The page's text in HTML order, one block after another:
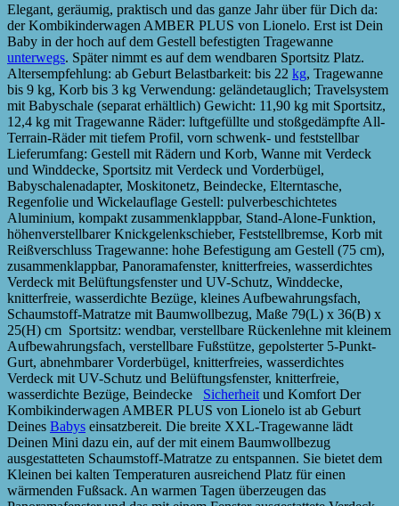
Elegant, geräumig, praktisch und das ganze Jahr über für Dich da:
der Kombikinderwagen AMBER PLUS von Lionelo. Erst ist Dein
Baby in der hoch auf dem Gestell befestigten Tragewanne
unterwegs. Später nimmt es auf dem wendbaren Sportsitz Platz.
Altersempfehlung: ab Geburt Belastbarkeit: bis 22 kg, Tragewanne
bis 9 kg, Korb bis 3 kg Verwendung: geländetauglich; Travelsystem
mit Babyschale (separat erhältlich) Gewicht: 11,90 kg mit Sportsitz,
12,4 kg mit Tragewanne Räder: luftgefüllte und stoßgedämpfte All-
Terrain-Räder mit tiefem Profil, vorn schwenk- und feststellbar
Lieferumfang: Gestell mit Rädern und Korb, Wanne mit Verdeck
und Winddecke, Sportsitz mit Verdeck und Vorderbügel,
Babyschalenadapter, Moskitonetz, Beindecke, Elterntasche,
Regenfolie und Wickelauflage Gestell: pulverbeschichtetes
Aluminium, kompakt zusammenklappbar, Stand-Alone-Funktion,
höhenverstellbarer Knickgelenkschieber, Feststellbremse, Korb mit
Reißverschluss Tragewanne: hohe Befestigung am Gestell (75 cm),
zusammenklappbar, Panoramafenster, knitterfreies, wasserdichtes
Verdeck mit Belüftungsfenster und UV-Schutz, Winddecke,
knitterfreie, wasserdichte Bezüge, kleines Aufbewahrungsfach,
Schaumstoff-Matratze mit Baumwollbezug, Maße 79(L) x 36(B) x
25(H) cm Sportsitz: wendbar, verstellbare Rückenlehne mit kleinem
Aufbewahrungsfach, verstellbare Fußstütze, gepolsterter 5-Punkt-
Gurt, abnehmbarer Vorderbügel, knitterfreies, wasserdichtes
Verdeck mit UV-Schutz und Belüftungsfenster, knitterfreie,
wasserdichte Bezüge, Beindecke Sicherheit und Komfort Der
Kombikinderwagen AMBER PLUS von Lionelo ist ab Geburt
Deines Babys einsatzbereit. Die breite XXL-Tragewanne lädt
Deinen Mini dazu ein, auf der mit einem Baumwollbezug
ausgestatteten Schaumstoff-Matratze zu entspannen. Sie bietet dem
Kleinen bei kalten Temperaturen ausreichend Platz für einen
wärmenden Fußsack. An warmen Tagen überzeugen das